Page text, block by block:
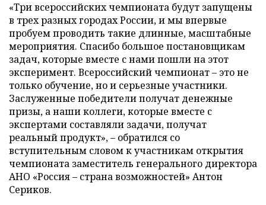
«Три всероссийских чемпионата будут запущены
в трех разных городах России, и мы впервые
пробуем проводить такие длинные, масштабные
мероприятия. Спасибо большое постановщикам
задач, которые вместе с нами пошли на этот
эксперимент. Всероссийский чемпионат – это не
только обучение, но и серьезные участники.
Заслуженные победители получат денежные
призы, а наши коллеги, которые вместе с
экспертами составляли задачи, получат
реальный продукт», – обратился со
вступительным словом к участникам открытия
чемпионата заместитель генерального директора
АНО «Россия – страна возможностей» Антон
Сериков.